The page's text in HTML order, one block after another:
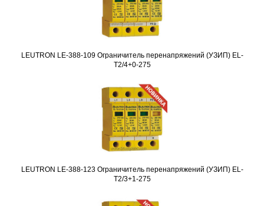
Подробнее
LEUTRON LE-388-109 Ограничитель перенапряжений (УЗИП) EL-
T2/4+0-275
Подробнее
LEUTRON LE-388-123 Ограничитель перенапряжений (УЗИП) EL-
T2/3+1-275